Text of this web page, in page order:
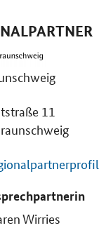
11
Wirries